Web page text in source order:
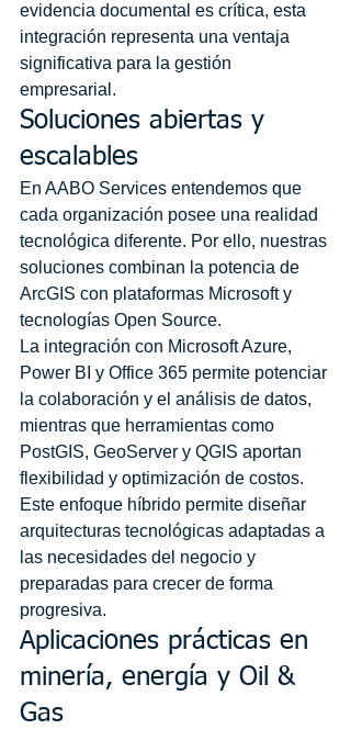
evidencia documental es crítica, esta
integración representa una ventaja
significativa para la gestión
empresarial.
Soluciones abiertas y
escalables
En AABO Services entendemos que
cada organización posee una realidad
tecnológica diferente. Por ello, nuestras
soluciones combinan la potencia de
ArcGIS con plataformas Microsoft y
tecnologías Open Source.
La integración con Microsoft Azure,
Power BI y Office 365 permite potenciar
la colaboración y el análisis de datos,
mientras que herramientas como
PostGIS, GeoServer y QGIS aportan
flexibilidad y optimización de costos.
Este enfoque híbrido permite diseñar
arquitecturas tecnológicas adaptadas a
las necesidades del negocio y
preparadas para crecer de forma
progresiva.
Aplicaciones prácticas en
minería, energía y Oil &
Gas